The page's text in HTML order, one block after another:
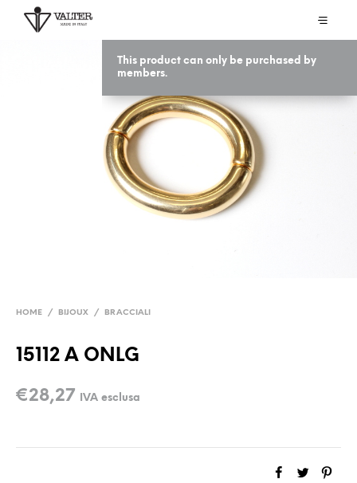
This product can only be purchased by
members.
HOME / BIJOUX / BRACCIALI
15112 A ONLG
€28,27 IVA esclusa